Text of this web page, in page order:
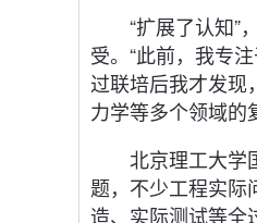
“扩展了认知”
受。“此前，我专
过联培后我才发现
力学等多个领域的
北京理工大学
题，不少工程实际
造、实际测试等全